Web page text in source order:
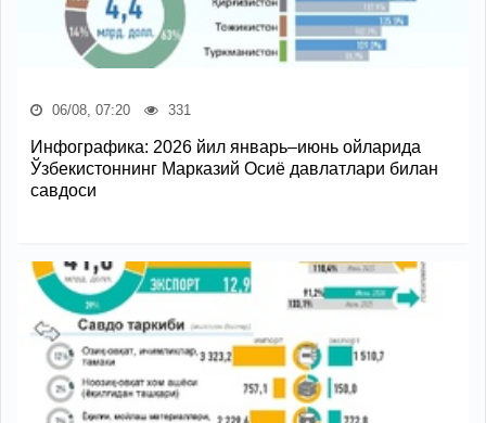
06/08, 07:20 331
Инфографика: 2026 йил январь–июнь ойларида
Ўзбекистоннинг Марказий Осиё давлатлари билан
савдоси